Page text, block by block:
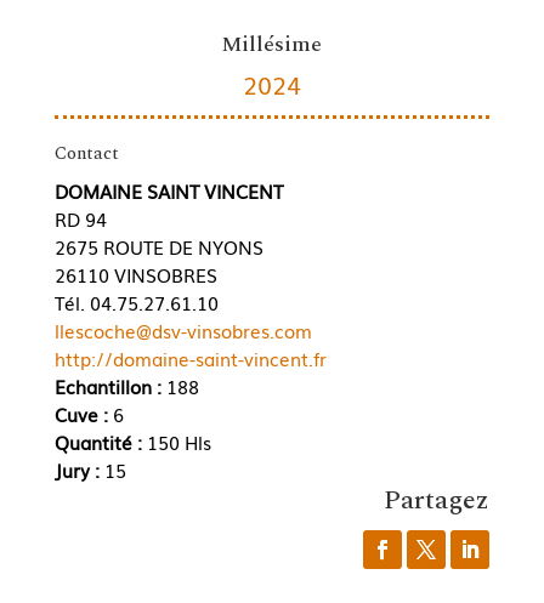
Millésime
2024
Contact
DOMAINE SAINT VINCENT
RD 94
2675 ROUTE DE NYONS
26110 VINSOBRES
Tél. 04.75.27.61.10
llescoche@dsv-vinsobres.com
http://domaine-saint-vincent.fr
Echantillon :188
Cuve : 6
Quantité : 150 Hls
Jury : 15
Partagez